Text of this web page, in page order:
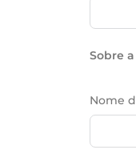
Sobre
Nome